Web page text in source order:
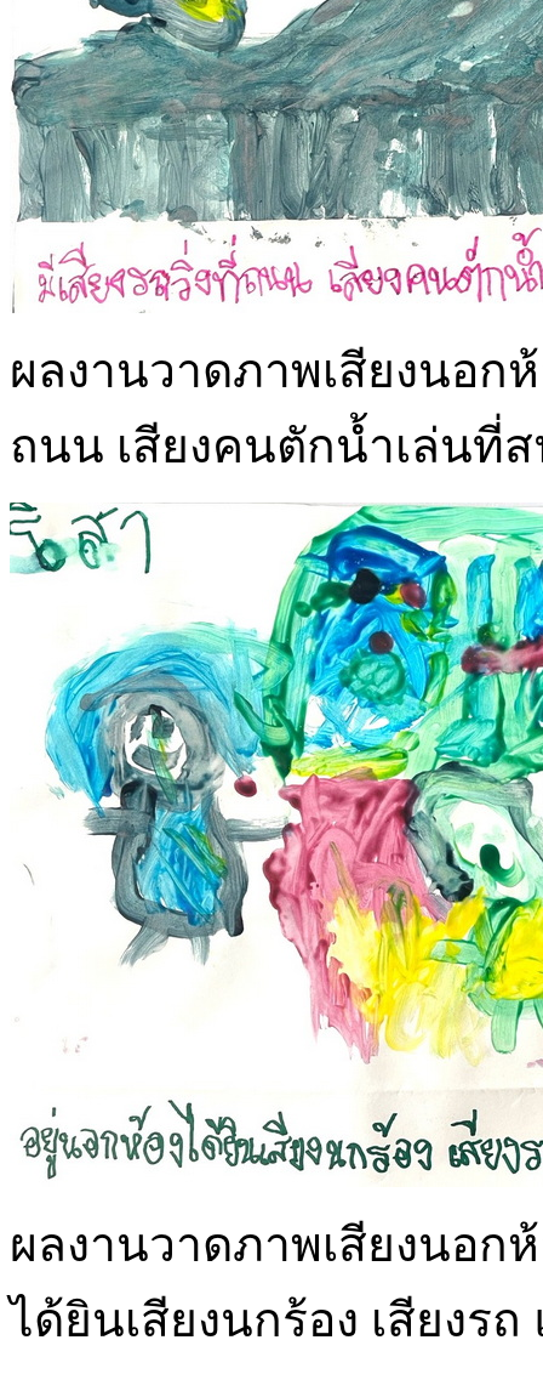
ผลงานวาดภาพเสียงนอก
ถนน เสียงคนตักน้ำเล่นที่
ผลงานวาดภาพเสียงนอก
ได้ยินเสียงนกร้อง เสียงร